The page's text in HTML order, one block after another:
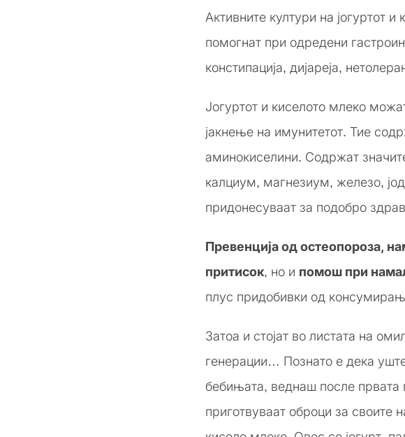
Активните култури на јогуртот
помогнат при одредени
констипација, дијареја,
Јогуртот и киселото млеко
јакнење на имунитетот. Тие
аминокиселини. Содржат
калциум, магнезиум, железо,
придонесуваат за подобро
Превенција од остеопороза,
притисок, но и помош при
плус придобивки од
Затоа и стојат во листата на
генерации… Познато е дека
бебињата, веднаш после првата
приготвуваат оброци за своите